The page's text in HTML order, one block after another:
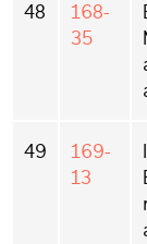
48
168-
35
49
169-
13